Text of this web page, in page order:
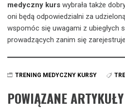
medyczny kurs wybrała także
oni będą odpowiedzialni za
wspomóc się uwagami z ubiegłych
prowadzących zanim się
TRENING MEDYCZNY KURSY
POWIĄZANE ARTYKUŁY